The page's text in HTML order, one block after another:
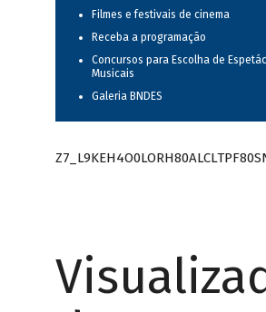
Filmes e festivais de cinema
Receba a programação
Concursos para Escolha de
Musicais
Galeria BNDES